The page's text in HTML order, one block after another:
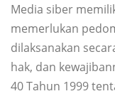
Media siber
memerlukan
dilaksanakan
hak, dan
40 Tahun 1999